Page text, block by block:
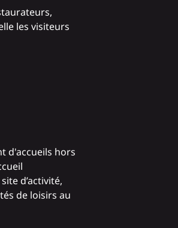
les visiteurs
d'accueils hors
d’activité,
de loisirs au